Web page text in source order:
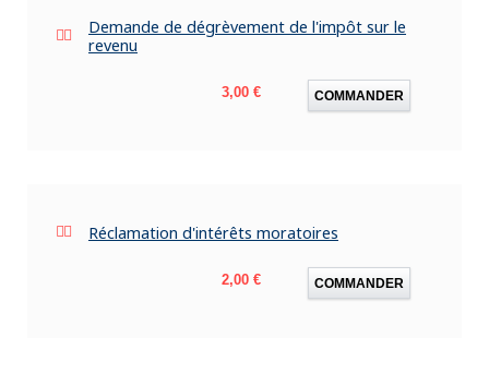
Demande de dégrèvement de l'impôt sur le
revenu
Prix
3,00 € COMMANDER
Réclamation d'intérêts moratoires
Prix
2,00 € COMMANDER